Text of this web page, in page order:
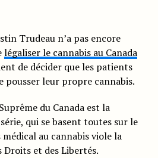
Trudeau n’a pas encore
légaliser le cannabis au Canada
de décider que les patients
pousser leur propre cannabis.
du Canada est la
qui se basent toutes sur le
au cannabis viole la
Droits et des Libertés.